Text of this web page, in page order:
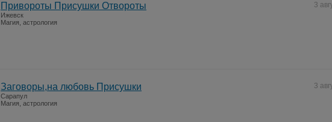
3
Привороты Присушки Отвороты
Ижевск
Магия, астрология
3
Заговоры,на любовь Присушки
Сарапул
Магия, астрология